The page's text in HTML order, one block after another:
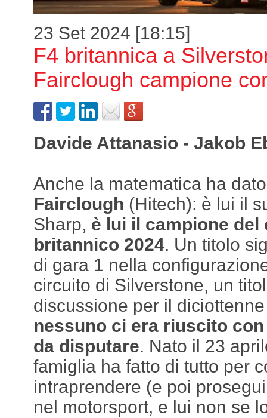
23 Set 2024 [18:15]
F4 britannica a
Fairclough campione
Davide Attanasio - Jakob
Anche la matematica ha
Fairclough (Hitech): è lui il
Sharp, è lui il campione del
britannico 2024. Un titolo
di gara 1 nella
circuito di Silverstone, un
discussione per il
nessuno ci era riuscito
da disputare. Nato il 23
famiglia ha fatto di tutto per
intraprendere (e poi
nel motorsport, e lui non se